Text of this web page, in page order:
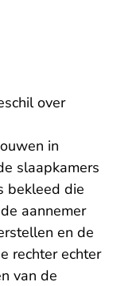
over
in
slaapkamers
bekleed die
aannemer
en de
rechter echter
van de